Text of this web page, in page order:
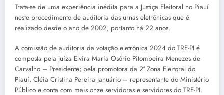
Trata-se de uma experiência inédita para a Justiça Eleitoral no Piauí
neste procedimento de auditoria das urnas eletrônicas que é
realizado desde o ano de 2002, portanto há 22 anos.
A comissão de auditoria da votação eletrônica 2024 do TRE-PI é
composta pela juíza Elvira Maria Osório Pitombeira Menezes de
Carvalho – Presidente; pela promotora da 2ª Zona Eleitoral do
Piauí, Cléia Cristina Pereira Januário – representante do Ministério
Público e conta com mais onze servidoras e servidores do TRE-PI.